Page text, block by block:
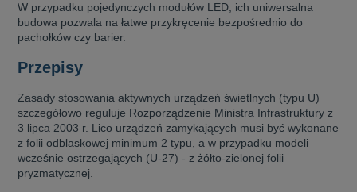
W przypadku pojedynczych modułów LED, ich uniwersalna
budowa pozwala na łatwe przykręcenie bezpośrednio do
pachołków czy barier.
Przepisy
Zasady stosowania aktywnych urządzeń świetlnych (typu U)
szczegółowo reguluje Rozporządzenie Ministra Infrastruktury z
3 lipca 2003 r. Lico urządzeń zamykających musi być wykonane
z folii odblaskowej minimum 2 typu, a w przypadku modeli
wcześnie ostrzegających (U-27) - z żółto-zielonej folii
pryzmatycznej.